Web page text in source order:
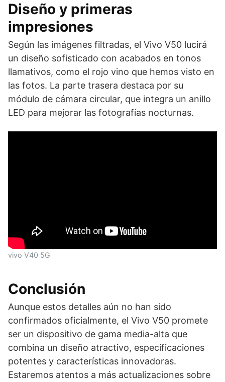
Diseño y primeras
impresiones
Según las imágenes filtradas, el Vivo V50 lucirá
un diseño sofisticado con acabados en tonos
llamativos, como el rojo vino que hemos visto en
las fotos. La parte trasera destaca por su
módulo de cámara circular, que integra un anillo
LED para mejorar las fotografías nocturnas.
vivo V40 5G
Conclusión
Aunque estos detalles aún no han sido
confirmados oficialmente, el Vivo V50 promete
ser un dispositivo de gama media-alta que
combina un diseño atractivo, especificaciones
potentes y características innovadoras.
Estaremos atentos a más actualizaciones sobre